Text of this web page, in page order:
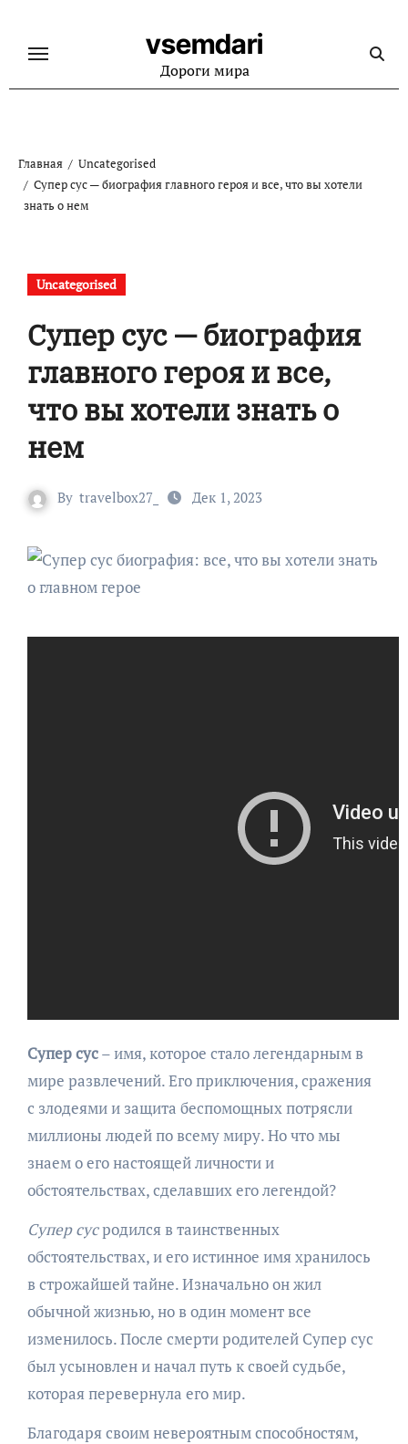
содержанию
vsemdari
Дороги мира
Главная
Uncategorised
Супер сус — биография главного героя и все, что вы хотели
знать о нем
Uncategorised
Супер сус — биография
главного героя и все,
что вы хотели знать о
нем
By travelbox27_ Дек 1, 2023
Супер сус– имя, которое стало легендарным в
мире развлечений. Его приключения, сражения
с злодеями и защита беспомощных потрясли
миллионы людей по всему миру. Но что мы
знаем о его настоящей личности и
обстоятельствах, сделавших его легендой?
Супер сусродился в таинственных
обстоятельствах, и его истинное имя хранилось
в строжайшей тайне. Изначально он жил
обычной жизнью, но в один момент все
изменилось. После смерти родителей Супер сус
был усыновлен и начал путь к своей судьбе,
которая перевернула его мир.
Благодаря своим невероятным способностям,